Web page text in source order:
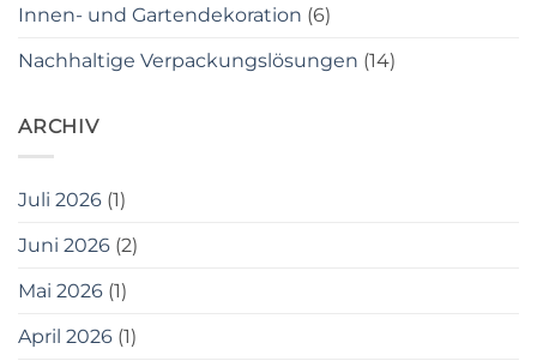
Innen- und Gartendekoration (6)
Nachhaltige Verpackungslösungen (14)
ARCHIV
Juli 2026 (1)
Juni 2026 (2)
Mai 2026 (1)
April 2026 (1)